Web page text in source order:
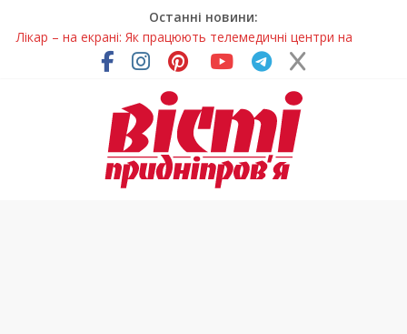
Останні новини:
Лікар – на екрані: Як працюють телемедичні центри на
Дніпропетровщині
У Дніпрі триває масштабна підготовка до опалювального
Пошуки тривають: на Дніпропетровщині досліджують місце
розташування легендарного монастиря (Фото)
Ветерани Дніпропетровщини отримують шанс на власне